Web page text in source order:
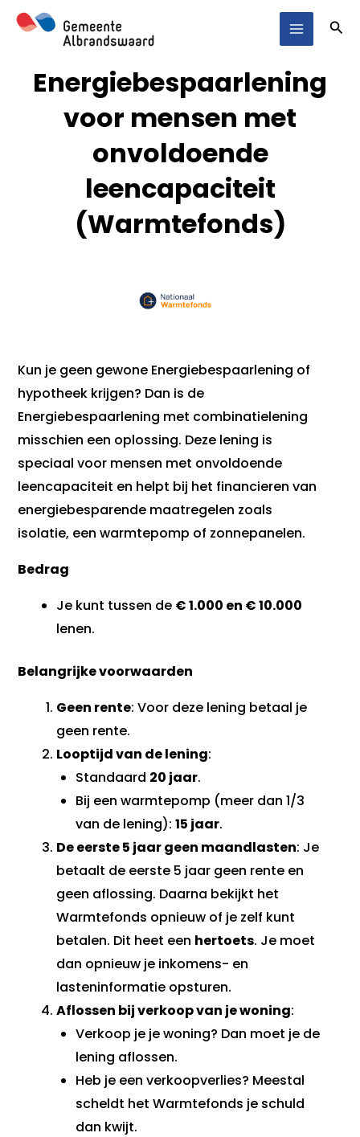
naar
inhoud
Main
Menu
Energiebespaarlening
voor mensen met
onvoldoende
leencapaciteit
(Warmtefonds)
Kun je geen gewone Energiebespaarlening of
hypotheek krijgen? Dan is de
Energiebespaarlening met combinatielening
misschien een oplossing. Deze lening is
speciaal voor mensen met onvoldoende
leencapaciteit en helpt bij het financieren van
energiebesparende maatregelen zoals
isolatie, een warmtepomp of zonnepanelen.
Bedrag
Je kunt tussen de € 1.000 en € 10.000
lenen.
Belangrijke voorwaarden
Geen rente: Voor deze lening betaal je
geen rente.
Looptijd van de lening:
Standaard 20 jaar.
Bij een warmtepomp (meer dan 1/3
van de lening):15 jaar.
De eerste 5 jaar geen maandlasten: Je
betaalt de eerste 5 jaar geen rente en
geen aflossing. Daarna bekijkt het
Warmtefonds opnieuw of je zelf kunt
betalen. Dit heet een hertoets. Je moet
dan opnieuw je inkomens- en
lasteninformatie opsturen.
Aflossen bij verkoop van je woning:
Verkoop je je woning? Dan moet je de
lening aflossen.
Heb je een verkoopverlies? Meestal
scheldt het Warmtefonds je schuld
dan kwijt.